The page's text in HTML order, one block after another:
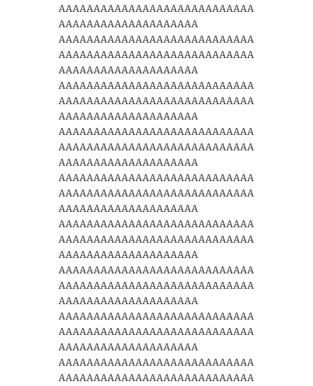
AAAAAAAAAAAAAAAAAAAAAAAAAAAA
AAAAAAAAAAAAAAAAAAAA
AAAAAAAAAAAAAAAAAAAAAAAAAAAA
AAAAAAAAAAAAAAAAAAAAAAAAAAAA
AAAAAAAAAAAAAAAAAAAA
AAAAAAAAAAAAAAAAAAAAAAAAAAAA
AAAAAAAAAAAAAAAAAAAAAAAAAAAA
AAAAAAAAAAAAAAAAAAAA
AAAAAAAAAAAAAAAAAAAAAAAAAAAA
AAAAAAAAAAAAAAAAAAAAAAAAAAAA
AAAAAAAAAAAAAAAAAAAA
AAAAAAAAAAAAAAAAAAAAAAAAAAAA
AAAAAAAAAAAAAAAAAAAAAAAAAAAA
AAAAAAAAAAAAAAAAAAAA
AAAAAAAAAAAAAAAAAAAAAAAAAAAA
AAAAAAAAAAAAAAAAAAAAAAAAAAAA
AAAAAAAAAAAAAAAAAAAA
AAAAAAAAAAAAAAAAAAAAAAAAAAAA
AAAAAAAAAAAAAAAAAAAAAAAAAAAA
AAAAAAAAAAAAAAAAAAAA
AAAAAAAAAAAAAAAAAAAAAAAAAAAA
AAAAAAAAAAAAAAAAAAAAAAAAAAAA
AAAAAAAAAAAAAAAAAAAA
AAAAAAAAAAAAAAAAAAAAAAAAAAAA
AAAAAAAAAAAAAAAAAAAAAAAAAAAA